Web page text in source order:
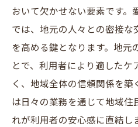
地元ならではの迅
利用者と職員の信
小規模だからこそ
地域に根ざすから
ス提供
おいて欠かせない要素です。
では、地元の人々との密接な
を高める鍵となります。地元
とで、利用者により適したケ
く、地域全体の信頼関係を築
は日々の業務を通じて地域住
れが利用者の安心感に直結し